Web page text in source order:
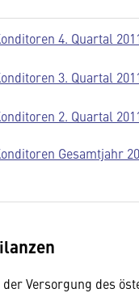
4. Quartal
3. Quartal
2. Quartal
Gesamtjahr
Versorgung des